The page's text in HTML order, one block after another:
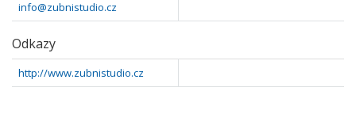
info@zubnistudio.cz
Odkazy
http://www.zubnistudio.cz